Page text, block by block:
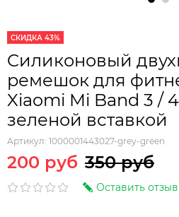
СКИДКА 43%
Cиликоновый
ремешок для
Xiaomi Mi Band 3 /
зеленой вставкой
Артикул: 1000001443027-grey-green
200 руб 350 руб
Оставить отзыв